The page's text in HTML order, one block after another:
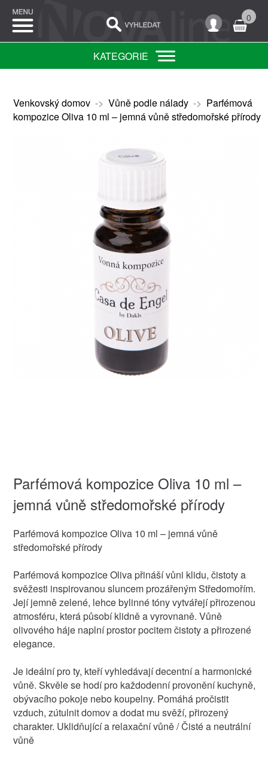
0
KATEGORIE
Venkovský domov-> Vůně podle nálady-> Parfémová
kompozice Oliva 10 ml – jemná vůně středomořské přírody
Parfémová kompozice Oliva 10 ml –
jemná vůně středomořské přírody
Parfémová kompozice Oliva 10 ml – jemná vůně
středomořské přírody
Parfémová kompozice Oliva přináší vůni klidu, čistoty a
svěžesti inspirovanou sluncem prozářeným Středomořím.
Její jemně zelené, lehce bylinné tóny vytvářejí přirozenou
atmosféru, která působí klidně a vyrovnaně. Vůně
olivového háje naplní prostor pocitem čistoty a přirozené
elegance.
Je ideální pro ty, kteří vyhledávají decentní a harmonické
vůně. Skvěle se hodí pro každodenní provonění kuchyně,
obývacího pokoje nebo koupelny. Pomáhá pročistit
vzduch, zútulnit domov a dodat mu svěží, přirozený
charakter. Uklidňující a relaxační vůně / Čisté a neutrální
vůně